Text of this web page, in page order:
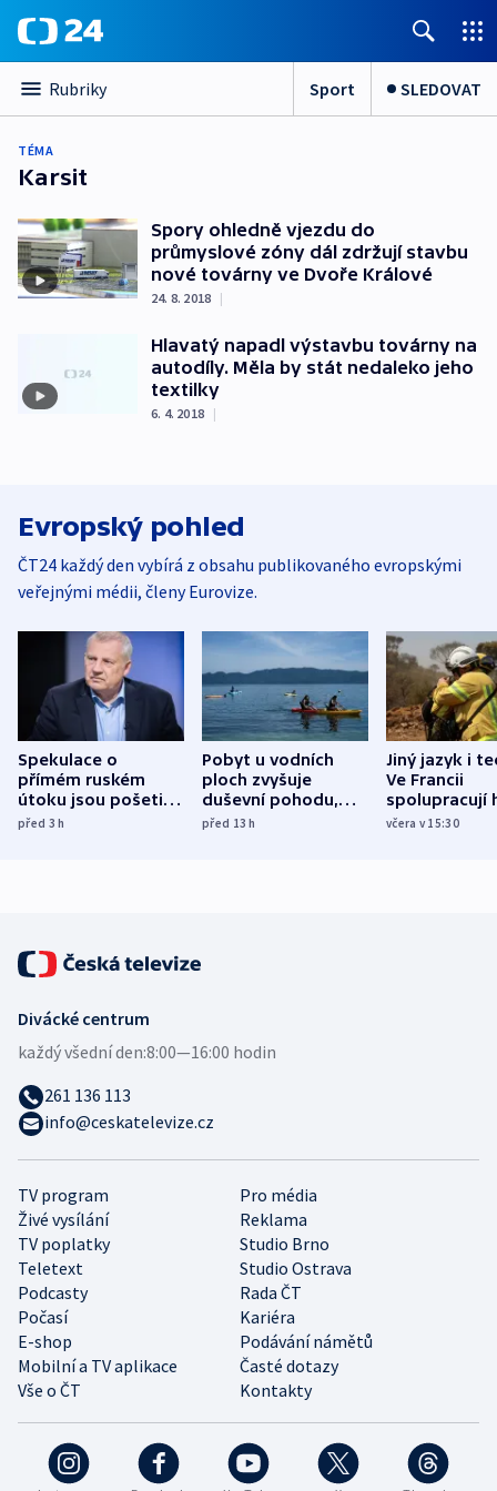
Rubriky Sport SLEDOVAT
TÉMA
Karsit
Spory ohledně vjezdu do
průmyslové zóny dál zdržují stavbu
nové továrny ve Dvoře Králové
24. 8. 2018 |
Hlavatý napadl výstavbu továrny na
autodíly. Měla by stát nedaleko jeho
textilky
6. 4. 2018 |
Evropský pohled
ČT24 každý den vybírá z obsahu publikovaného evropskými
veřejnými médii, členy Eurovize.
Spekulace o
přímém ruském
útoku jsou pošetilé,
míní estonský
před 3h
Pobyt u vodních
ploch zvyšuje
duševní pohodu,
ukázala
před 13h
Jiný jazyk i
Ve Francii
spolupracují
různých zemí
včera v 15:30
TV program
Pro média
Živé vysílání
Reklama
TV poplatky
Studio Brno
Teletext
Studio Ostrava
Podcasty
Rada ČT
Počasí
Kariéra
E-shop
Podávání námětů
Mobilní a TV aplikace
Časté dotazy
Vše o ČT
Kontakty
Divácké centrum
každý všední den:8:00—16:00 hodin
261 136 113
info@ceskatelevize.cz